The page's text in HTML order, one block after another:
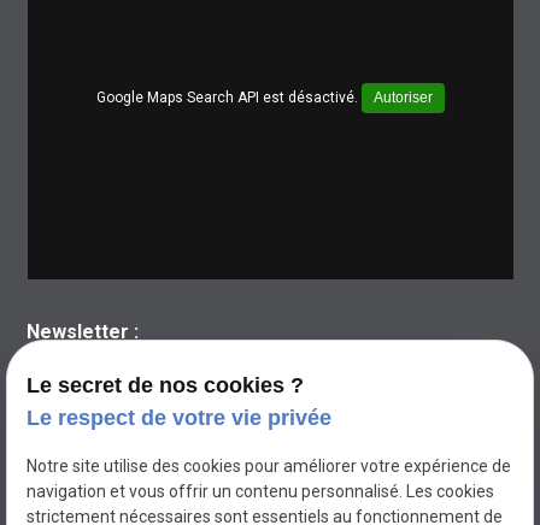
Google Maps Search API est désactivé. Autoriser
Newsletter :
Le secret de nos cookies ?
Le respect de votre vie privée
Notre site utilise des cookies pour améliorer votre expérience de
navigation et vous offrir un contenu personnalisé. Les cookies
strictement nécessaires sont essentiels au fonctionnement de